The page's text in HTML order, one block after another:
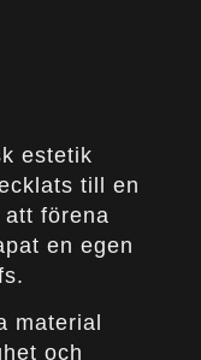
estetik
till en
förena
en egen
material
och